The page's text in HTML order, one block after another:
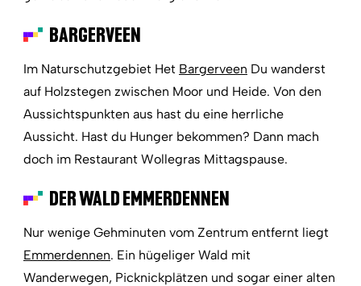
BARGERVEEN
Im Naturschutzgebiet Het Bargerveen Du wanderst
auf Holzstegen zwischen Moor und Heide. Von den
Aussichtspunkten aus hast du eine herrliche
Aussicht. Hast du Hunger bekommen? Dann mach
doch im Restaurant Wollegras Mittagspause.
DER WALD EMMERDENNEN
Nur wenige Gehminuten vom Zentrum entfernt liegt
Emmerdennen. Ein hügeliger Wald mit
Wanderwegen, Picknickplätzen und sogar einer alten